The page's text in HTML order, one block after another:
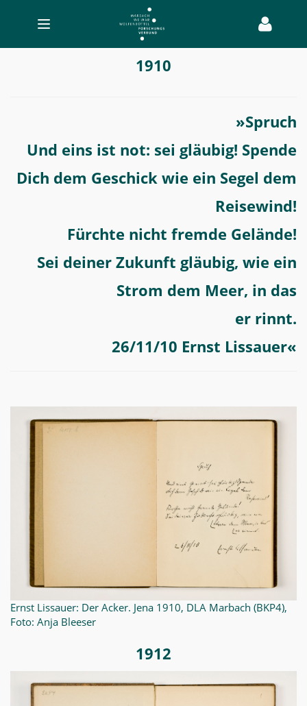
Toggle
navigation
Bücherverkehr
1910
»Spruch
Und eins ist not: sei gläubig! Spende
Dich dem Geschick wie ein Segel dem
Reisewind!
Fürchte nicht fremde Gelände!
Sei deiner Zukunft gläubig, wie ein
Strom dem Meer, in das
er rinnt.
26/11/10 Ernst Lissauer«
Ernst Lissauer: Der Acker. Jena 1910, DLA Marbach (BKP4),
Foto: Anja Bleeser
1912